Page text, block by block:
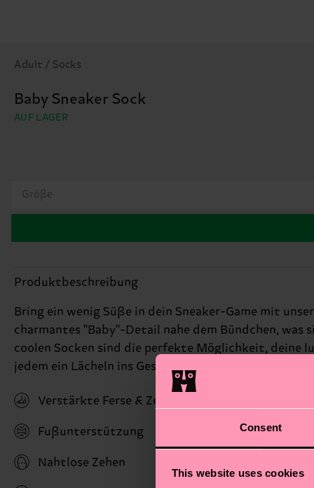
Consent
This website uses cookies
Adult / Socks
Baby Sneaker Sock
AUF LAGER
Größe
Produktbeschreibung
Bring ein wenig Süße in dein Sneaker-Game mit
charmantes "Baby"-Detail nahe dem Bündchen,
coolen Socken sind die perfekte Möglichkeit, deine
jedem ein Lächeln ins Gesicht. Perfektes Geschenk
Verstärkte Ferse & Zehen
Fußunterstützung
Nahtlose Zehen